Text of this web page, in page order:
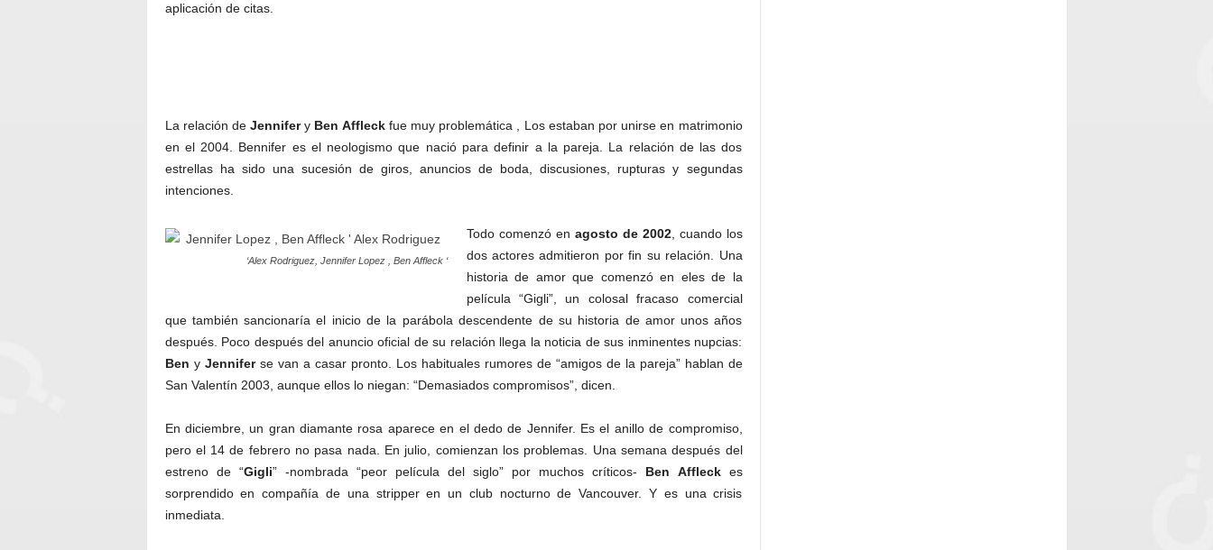
aplicación de citas.
La relación deJennifery Ben Affleckfue muy problemática , Los estaban por unirse en matrimonio
en el 2004. Bennifer es el neologismo que nació para definir a la pareja. La relación de las dos
estrellas ha sido una sucesión de giros, anuncios de boda, discusiones, rupturas y segundas
intenciones.
‘Alex Rodriguez, Jennifer Lopez , Ben Affleck ‘
Todo comenzó en agosto de 2002, cuando los
dos actores admitieron por fin su relación. Una
historia de amor que comenzó en eles de la
película “Gigli”, un colosal fracaso comercial
que también sancionaría el inicio de la parábola descendente de su historia de amor unos años
después. Poco después del anuncio oficial de su relación llega la noticia de sus inminentes nupcias:
Ben y Jenniferse van a casar pronto. Los habituales rumores de “amigos de la pareja” hablan de
San Valentín 2003, aunque ellos lo niegan: “Demasiados compromisos”, dicen.
En diciembre, un gran diamante rosa aparece en el dedo de Jennifer. Es el anillo de compromiso,
pero el 14 de febrero no pasa nada. En julio, comienzan los problemas. Una semana después del
estreno de “Gigli” -nombrada “peor película del siglo” por muchos críticos- Ben Affleckes
sorprendido en compañía de una stripper en un club nocturno de Vancouver. Y es una crisis
inmediata.